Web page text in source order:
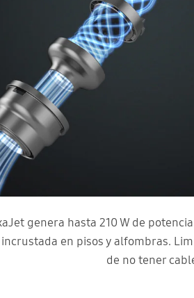
genera hasta 210 W de
en pisos y alfombras.
de no tener